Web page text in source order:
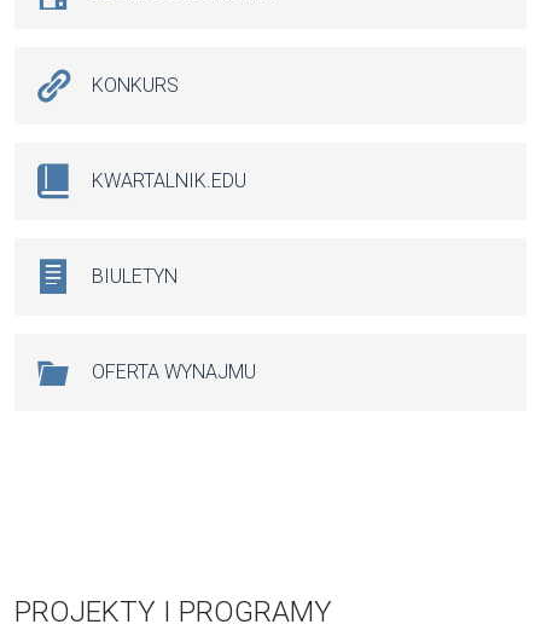
KONKURS
KWARTALNIK.EDU
BIULETYN
OFERTA WYNAJMU
PROJEKTY I PROGRAMY